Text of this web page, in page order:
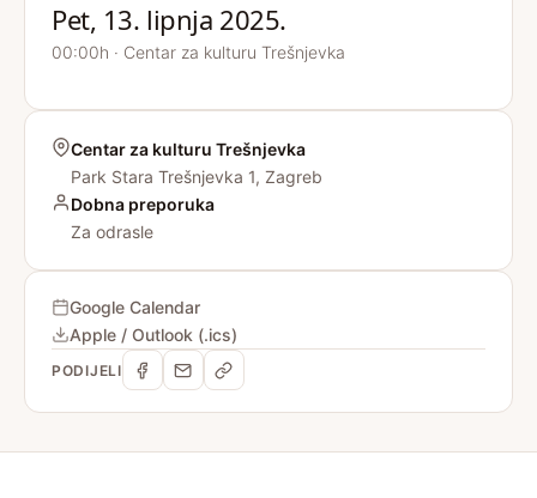
Pet, 13. lipnja 2025.
00:00h · Centar za kulturu Trešnjevka
Centar za kulturu Trešnjevka
Park Stara Trešnjevka 1, Zagreb
Dobna preporuka
Za odrasle
Google Calendar
Apple / Outlook (.ics)
PODIJELI